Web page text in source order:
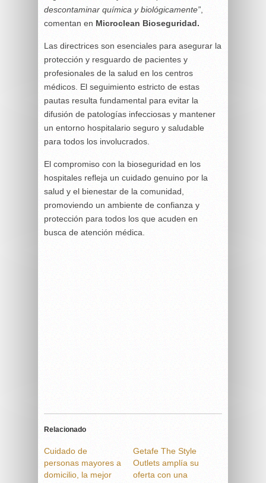
descontaminar química y biológicamente”,
comentan en Microclean Bioseguridad.
Las directrices son esenciales para asegurar la
protección y resguardo de pacientes y
profesionales de la salud en los centros
médicos. El seguimiento estricto de estas
pautas resulta fundamental para evitar la
difusión de patologías infecciosas y mantener
un entorno hospitalario seguro y saludable
para todos los involucrados.
El compromiso con la bioseguridad en los
hospitales refleja un cuidado genuino por la
salud y el bienestar de la comunidad,
promoviendo un ambiente de confianza y
protección para todos los que acuden en
busca de atención médica.
Relacionado
Cuidado de
personas mayores a
domicilio, la mejor
Getafe The Style
Outlets amplía su
oferta con una